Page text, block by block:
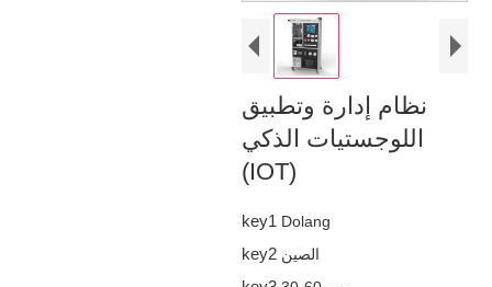
نظام إدارة وتطبيق
اللوجستيات الذكي
(IOT)
key1 Dolang
key2 الصين